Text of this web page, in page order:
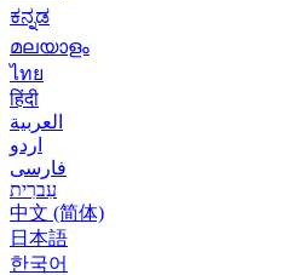
ಕನ್ನಡ
മലയാളം
ไทย
हिंदी
العربية
اردو
فارسی
עִברִית
中文 (简体)
日本語
한국어